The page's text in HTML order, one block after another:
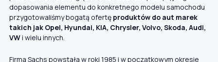
dopasowania elementu do konkretnego modelu samochodu
przygotowaliśmy bogatą ofertę produktów do aut marek
takich jak Opel, Hyundai, KIA, Chrysler, Volvo, Skoda, Audi,
VWi wielu innych.
Firma Sachs powstała w roki 1985 i w początkowym okresie